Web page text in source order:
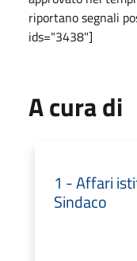
riportano segnali
ids="3438"]
A cura di
1 - Affari
Sindaco